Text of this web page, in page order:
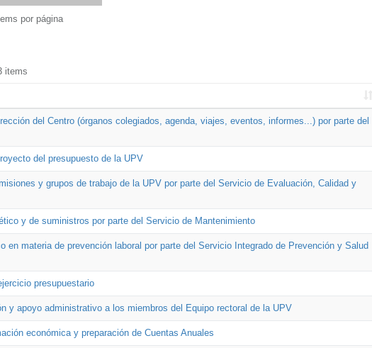
por página
items
del Centro (órganos colegiados, agenda, viajes, eventos, informes...) por parte del
del presupuesto de la UPV
y grupos de trabajo de la UPV por parte del Servicio de Evaluación, Calidad y
y de suministros por parte del Servicio de Mantenimiento
en materia de prevención laboral por parte del Servicio Integrado de Prevención y Salud
presupuestario
y apoyo administrativo a los miembros del Equipo rectoral de la UPV
económica y preparación de Cuentas Anuales